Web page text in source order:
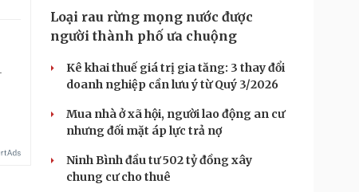
Loại rau rừng mọng nước được
người thành phố ưa chuộng
Kê khai thuế giá trị gia tăng: 3 thay đổi
doanh nghiệp cần lưu ý từ Quý 3/2026
Mua nhà ở xã hội, người lao động an cư
nhưng đối mặt áp lực trả nợ
Ninh Bình đầu tư 502 tỷ đồng xây
chung cư cho thuê